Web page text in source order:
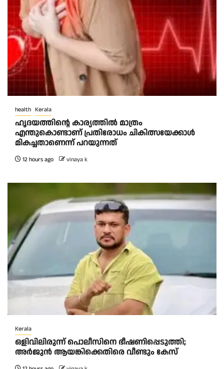
health Kerala
ഹൃദയത്തിന്റെ കാര്യത്തിൽ മാത്രം
എന്തുകൊണ്ടാണ് പ്രതിരോധം ചികിത്സയേക്കാൾ
മികച്ചതാണെന്ന് പറയുന്നത്
12 hours ago vinaya k
Kerala
ഒളിവിലിരുന്ന് പൊലീസിനെ ഭീഷണിപ്പെടുത്തി;
അർജുൻ ആയങ്കിക്കെതിരെ വീണ്ടും കേസ്